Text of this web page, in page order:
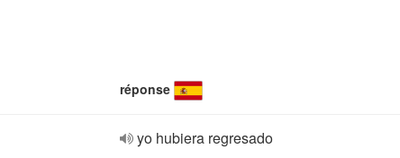
réponse
yo hubiera regresado